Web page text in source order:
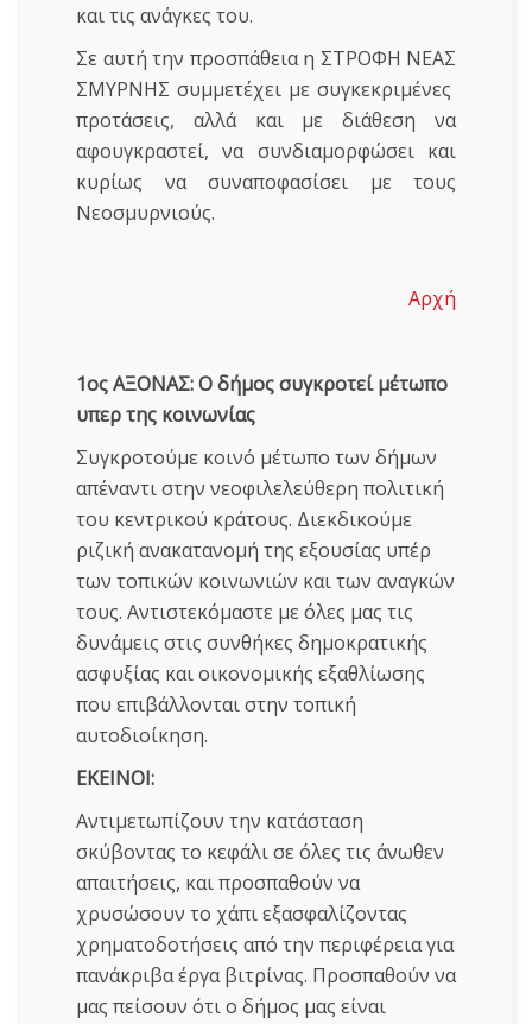
και τις ανάγκες του.
Σε αυτή την προσπάθεια η ΣΤΡΟΦΗ ΝΕΑΣ
ΣΜΥΡΝΗΣ συμμετέχει με συγκεκριμένες
προτάσεις, αλλά και με διάθεση να
αφουγκραστεί, να συνδιαμορφώσει και
κυρίως να συναποφασίσει με τους
Νεοσμυρνιούς.
Αρχή
1ος ΑΞΟΝΑΣ: Ο δήμος συγκροτεί μέτωπο
υπερ της κοινωνίας
Συγκροτούμε κοινό μέτωπο των δήμων
απέναντι στην νεοφιλελεύθερη πολιτική
του κεντρικού κράτους. Διεκδικούμε
ριζική ανακατανομή της εξουσίας υπέρ
των τοπικών κοινωνιών και των αναγκών
τους. Αντιστεκόμαστε με όλες μας τις
δυνάμεις στις συνθήκες δημοκρατικής
ασφυξίας και οικονομικής εξαθλίωσης
που επιβάλλονται στην τοπική
αυτοδιοίκηση.
ΕΚΕΙΝΟΙ:
Αντιμετωπίζουν την κατάσταση
σκύβοντας το κεφάλι σε όλες τις άνωθεν
απαιτήσεις, και προσπαθούν να
χρυσώσουν το χάπι εξασφαλίζοντας
χρηματοδοτήσεις από την περιφέρεια για
πανάκριβα έργα βιτρίνας. Προσπαθούν να
μας πείσουν ότι ο δήμος μας είναι